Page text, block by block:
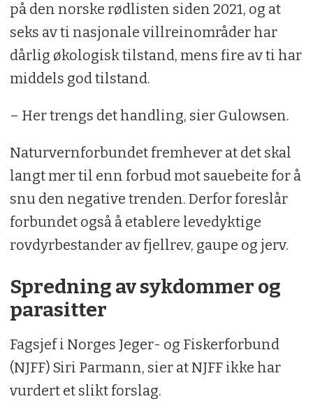
på den norske rødlisten siden 2021, og at
seks av ti nasjonale villreinområder har
dårlig økologisk tilstand, mens fire av ti har
middels god tilstand.
– Her trengs det handling, sier Gulowsen.
Naturvernforbundet fremhever at det skal
langt mer til enn forbud mot sauebeite for å
snu den negative trenden. Derfor foreslår
forbundet også å etablere levedyktige
rovdyrbestander av fjellrev, gaupe og jerv.
Spredning av sykdommer og
parasitter
Fagsjef i Norges Jeger- og Fiskerforbund
(NJFF) Siri Parmann, sier at NJFF ikke har
vurdert et slikt forslag.